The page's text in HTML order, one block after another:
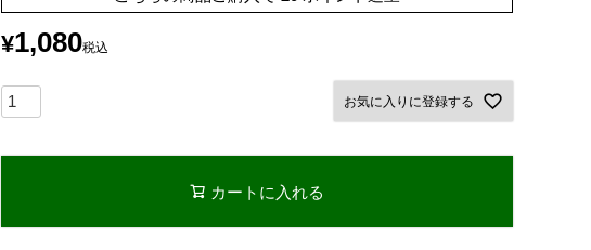
¥1,080税込
お気に入りに登録する
カートに入れる